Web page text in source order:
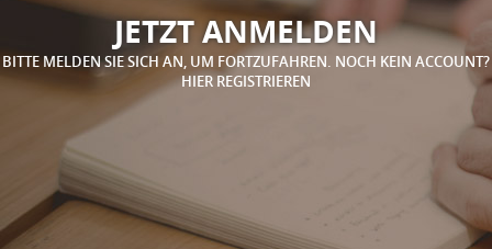
JETZT ANMELDEN
BITTE MELDEN SIE SICH AN, UM FORTZUFAHREN. NOCH KEIN ACCOUNT?
HIER REGISTRIEREN